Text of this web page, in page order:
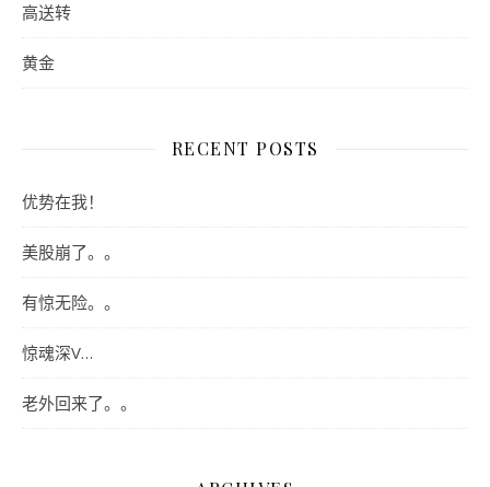
高送转
黄金
RECENT POSTS
优势在我！
美股崩了。。
有惊无险。。
惊魂深V…
老外回来了。。